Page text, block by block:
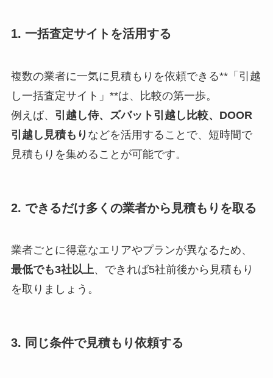
1. 一括査定サイトを活用する
複数の業者に一気に見積もりを依頼できる**「引越
し一括査定サイト」**は、比較の第一歩。
例えば、 引越し侍、ズバット引越し比較、DOOR
引越し見積もり などを活用することで、短時間で
見積もりを集めることが可能です。
2. できるだけ多くの業者から見積もりを取る
業者ごとに得意なエリアやプランが異なるため、
最低でも3社以上、できれば5社前後から見積もり
を取りましょう。
3. 同じ条件で見積もり依頼する